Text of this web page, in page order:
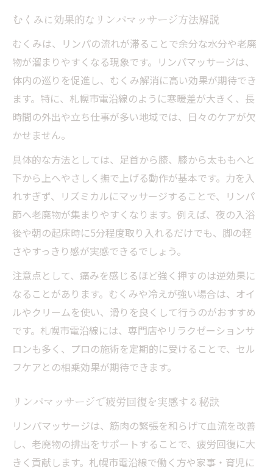
むくみに効果的なリンパマッサージ方法解説
むくみは、リンパの流れが滞ることで余分な水分や老廃
物が溜まりやすくなる現象です。リンパマッサージは、
体内の巡りを促進し、むくみ解消に高い効果が期待でき
ます。特に、札幌市電沿線のように寒暖差が大きく、長
時間の外出や立ち仕事が多い地域では、日々のケアが欠
かせません。
具体的な方法としては、足首から膝、膝から太ももへと
下から上へやさしく撫で上げる動作が基本です。力を入
れすぎず、リズミカルにマッサージすることで、リンパ
節へ老廃物が集まりやすくなります。例えば、夜の入浴
後や朝の起床時に5分程度取り入れるだけでも、脚の軽
さやすっきり感が実感できるでしょう。
注意点として、痛みを感じるほど強く押すのは逆効果に
なることがあります。むくみや冷えが強い場合は、オイ
ルやクリームを使い、滑りを良くして行うのがおすすめ
です。札幌市電沿線には、専門店やリラクゼーションサ
ロンも多く、プロの施術を定期的に受けることで、セル
フケアとの相乗効果が期待できます。
リンパマッサージで疲労回復を実感する秘訣
リンパマッサージは、筋肉の緊張を和らげて血流を改善
し、老廃物の排出をサポートすることで、疲労回復に大
きく貢献します。札幌市電沿線で働く方や家事・育児に